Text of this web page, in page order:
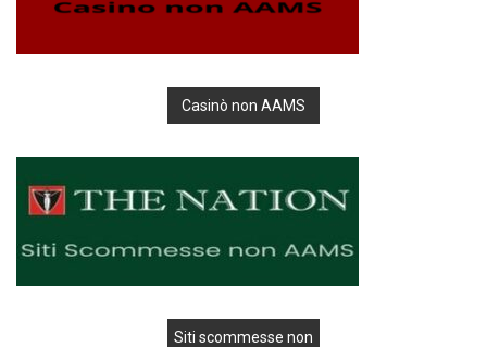
Casinò non AAMS
Siti scommesse non